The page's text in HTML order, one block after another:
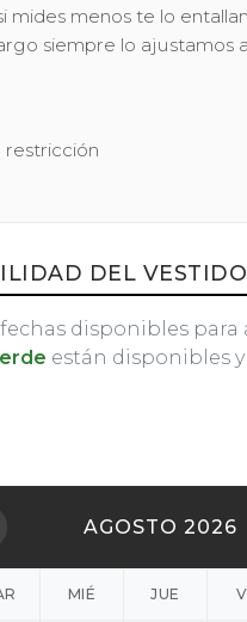
mides menos te lo
siempre lo ajustamos
restricción
DEL VESTIDO
disponibles para
están disponibles y
AGOSTO 2026
MIÉ JUE